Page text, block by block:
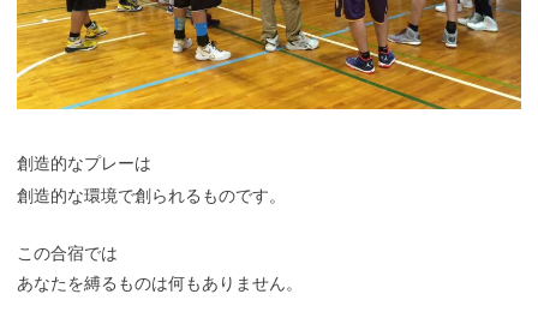
創造的なプレーは
創造的な環境で創られるものです。
この合宿では
あなたを縛るものは何もありません。